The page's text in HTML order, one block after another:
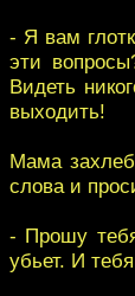
- Я вам
эти
Видеть
выходить!
Мама
слова и
- Прошу
убьет. И